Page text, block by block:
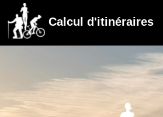
Calcul d'itinéraires